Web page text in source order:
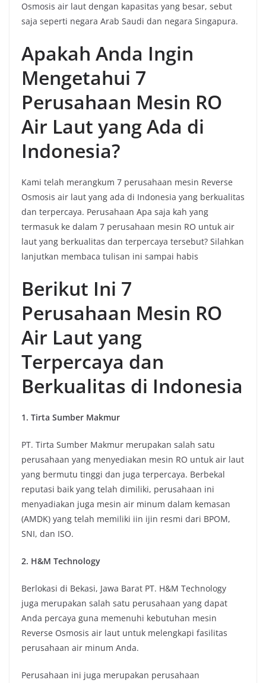
Osmosis air laut dengan kapasitas yang besar, sebut
saja seperti negara Arab Saudi dan negara Singapura.
Apakah Anda Ingin
Mengetahui 7
Perusahaan Mesin RO
Air Laut yang Ada di
Indonesia?
Kami telah merangkum 7 perusahaan mesin Reverse
Osmosis air laut yang ada di Indonesia yang berkualitas
dan terpercaya. Perusahaan Apa saja kah yang
termasuk ke dalam 7 perusahaan mesin RO untuk air
laut yang berkualitas dan terpercaya tersebut? Silahkan
lanjutkan membaca tulisan ini sampai habis
Berikut Ini 7
Perusahaan Mesin RO
Air Laut yang
Terpercaya dan
Berkualitas di Indonesia
1. Tirta Sumber Makmur
PT. Tirta Sumber Makmur merupakan salah satu
perusahaan yang menyediakan mesin RO untuk air laut
yang bermutu tinggi dan juga terpercaya. Berbekal
reputasi baik yang telah dimiliki, perusahaan ini
menyadiakan juga mesin air minum dalam kemasan
(AMDK) yang telah memiliki iin ijin resmi dari BPOM,
SNI, dan ISO.
2. H&M Technology
Berlokasi di Bekasi, Jawa Barat PT. H&M Technology
juga merupakan salah satu perusahaan yang dapat
Anda percaya guna memenuhi kebutuhan mesin
Reverse Osmosis air laut untuk melengkapi fasilitas
perusahaan air minum Anda.
Perusahaan ini juga merupakan perusahaan